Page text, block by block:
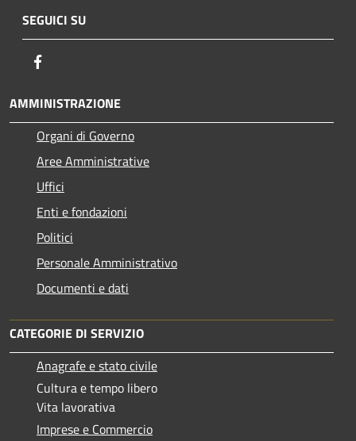
SEGUICI SU
AMMINISTRAZIONE
Organi di Governo
Aree Amministrative
Uffici
Enti e fondazioni
Politici
Personale Amministrativo
Documenti e dati
CATEGORIE DI SERVIZIO
Anagrafe e stato civile
Cultura e tempo libero
Vita lavorativa
Imprese e Commercio